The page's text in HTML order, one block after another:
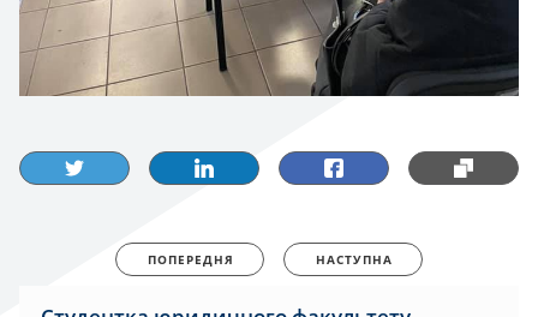
ПОПЕРЕДНЯ НАСТУПНА